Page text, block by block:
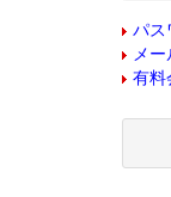
パス
メ
有料